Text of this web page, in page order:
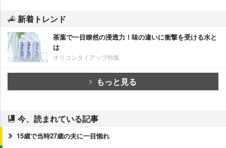
新着トレンド
茶葉で一目瞭然の浸透力！味の違いに衝撃を受ける水と
は
オリコンタイアップ特集
もっと見る
今、読まれている記事
15歳で当時27歳の夫に一目惚れ